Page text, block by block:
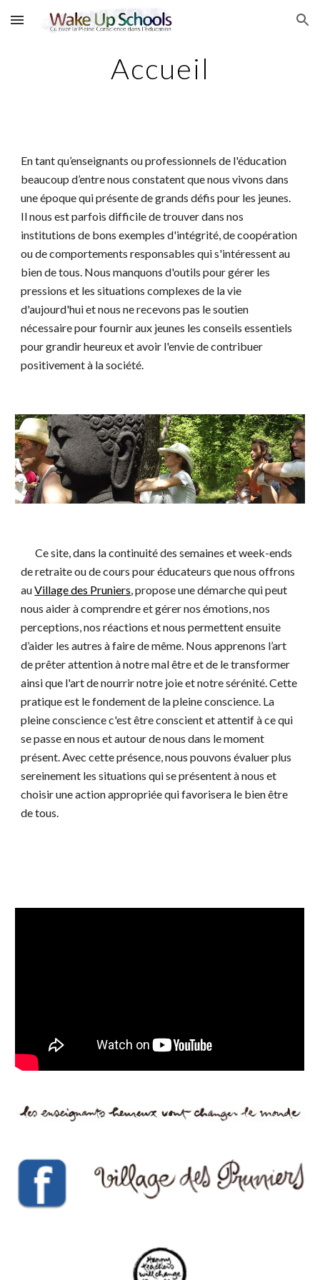
Skip to main content Skip to navigation
Accueil
En tant qu’enseignants ou professionnels de l'éducation
beaucoup d’entre nous constatent que nous vivons dans
une époque qui présente de grands défis pour les jeunes.
Il nous est parfois difficile de trouver dans nos
institutions de bons exemples d'intégrité, de coopération
ou de comportements responsables qui s'intéressent au
bien de tous. Nous manquons d'outils pour gérer les
pressions et les situations complexes de la vie
d'aujourd'hui et nous ne recevons pas le soutien
nécessaire pour fournir aux jeunes les conseils essentiels
pour grandir heureux et avoir l'envie de contribuer
positivement à la société.
Ce site, dans la continuité des semaines et week-ends
de retraite ou de cours pour éducateurs que nous offrons
auVillage des Pruniers, propose une démarche qui peut
nous aider à comprendre et gérer nos émotions, nos
perceptions, nos réactions et nous permettent ensuite
d’aider les autres à faire de même. Nous apprenons l’art
de prêter attention à notre mal être et de le transformer
ainsi que l'art de nourrir notre joie et notre sérénité. Cette
pratique est le fondement de la pleine conscience. La
pleine conscience c'est être conscient et attentif à ce qui
se passe en nous et autour de nous dans le moment
présent. Avec cette présence, nous pouvons évaluer plus
sereinement les situations qui se présentent à nous et
choisir une action appropriée qui favorisera le bien être
de tous.